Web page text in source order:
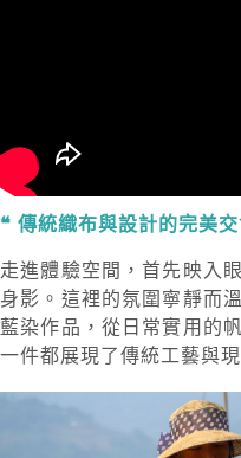
傳統織布與設計的完美
走進體驗空間，首先映入
身影。這裡的氛圍寧靜而
藍染作品，從日常實用的
一件都展現了傳統工藝與